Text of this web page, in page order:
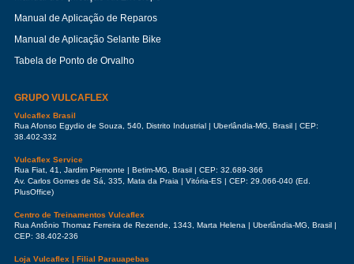
Manual de Aplicação de Reparos
Manual de Aplicação Selante Bike
Tabela de Ponto de Orvalho
GRUPO VULCAFLEX
Vulcaflex Brasil
Rua Afonso Egydio de Souza, 540, Distrito Industrial | Uberlândia-MG, Brasil | CEP:
38.402-332
Vulcaflex Service
Rua Fiat, 41, Jardim Piemonte | Betim-MG, Brasil | CEP: 32.689-366
Av. Carlos Gomes de Sá, 335, Mata da Praia | Vitória-ES | CEP: 29.066-040 (Ed.
PlusOffice)
Centro de Treinamentos Vulcaflex
Rua Antônio Thomaz Ferreira de Rezende, 1343, Marta Helena | Uberlândia-MG, Brasil |
CEP: 38.402-236
Loja Vulcaflex | Filial Parauapebas